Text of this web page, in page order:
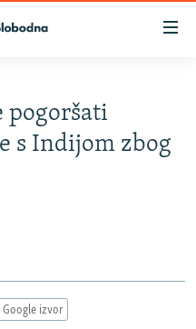
pogoršati
s Indijom zbog
Google izvor